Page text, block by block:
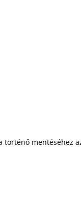
történő mentéséhez